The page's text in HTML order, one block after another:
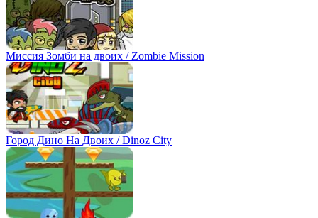
Миссия Зомби на двоих / Zombie Mission
Город Дино На Двоих / Dinoz City